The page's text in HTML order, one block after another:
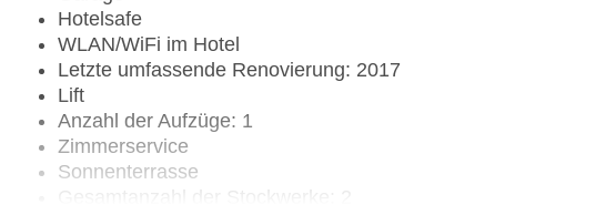
Hotelsafe
WLAN/WiFi im Hotel
Letzte umfassende Renovierung: 2017
Lift
Anzahl der Aufzüge: 1
Zimmerservice
Sonnenterrasse